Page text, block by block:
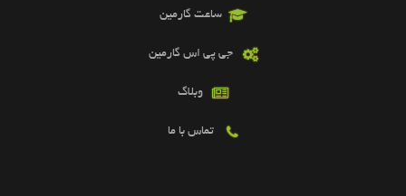
ساعت گارمین
جی پی اس گارمین
وبلاگ
تماس با ما